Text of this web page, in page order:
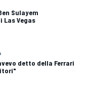
Sulayem
Las Vegas
detto della Ferrari